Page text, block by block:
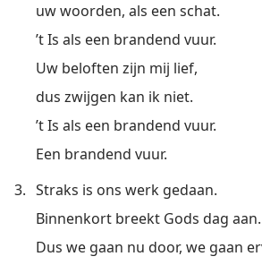
uw woorden, als een schat.
’t Is als een brandend vuur.
Uw beloften zijn mij lief,
dus zwijgen kan ik niet.
’t Is als een brandend vuur.
Een brandend vuur.
3. Straks is ons werk gedaan.
Binnenkort breekt Gods dag aan.
Dus we gaan nu door, we gaan